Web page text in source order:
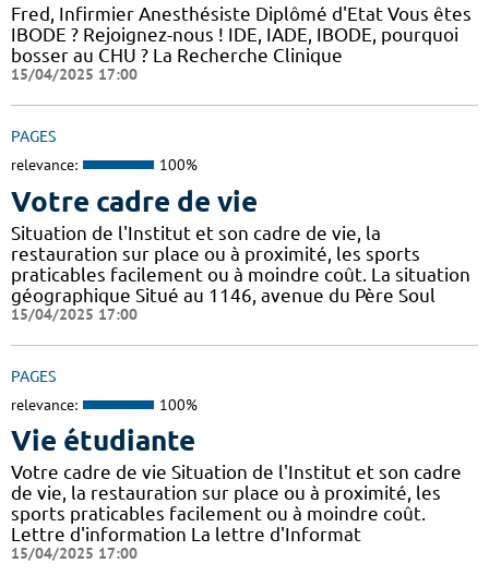
Fred, Infirmier Anesthésiste Diplômé d'Etat Vous êtes
IBODE ? Rejoignez-nous ! IDE, IADE, IBODE, pourquoi
bosser au CHU ? La Recherche Clinique
15/04/2025 17:00
PAGES
relevance: 100%
Votre cadre de vie
Situation de l'Institut et son cadre de vie, la
restauration sur place ou à proximité, les sports
praticables facilement ou à moindre coût. La situation
géographique Situé au 1146, avenue du Père Soul
15/04/2025 17:00
PAGES
relevance: 100%
Vie étudiante
Votre cadre de vie Situation de l'Institut et son cadre
de vie, la restauration sur place ou à proximité, les
sports praticables facilement ou à moindre coût.
Lettre d'information La lettre d'Informat
15/04/2025 17:00